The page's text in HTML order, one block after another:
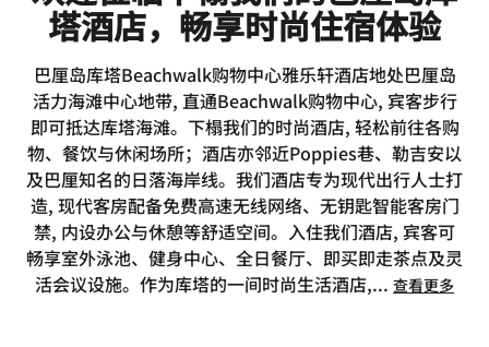
塔酒店，畅享时尚住宿体验
巴厘岛库塔Beachwalk购物中心雅乐轩酒店地处巴厘岛
活力海滩中心地带, 直通Beachwalk购物中心, 宾客步行
即可抵达库塔海滩。下榻我们的时尚酒店, 轻松前往各购
物、餐饮与休闲场所；酒店亦邻近Poppies巷、勒吉安以
及巴厘知名的日落海岸线。我们酒店专为现代出行人士打
造, 现代客房配备免费高速无线网络、无钥匙智能客房门
禁, 内设办公与休憩等舒适空间。入住我们酒店, 宾客可
畅享室外泳池、健身中心、全日餐厅、即买即走茶点及灵
活会议设施。作为库塔的一间时尚生活酒店,... 查看更多